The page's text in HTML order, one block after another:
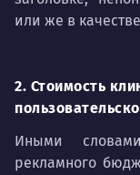
или же в
2. Стоимость
Иными
рекламного